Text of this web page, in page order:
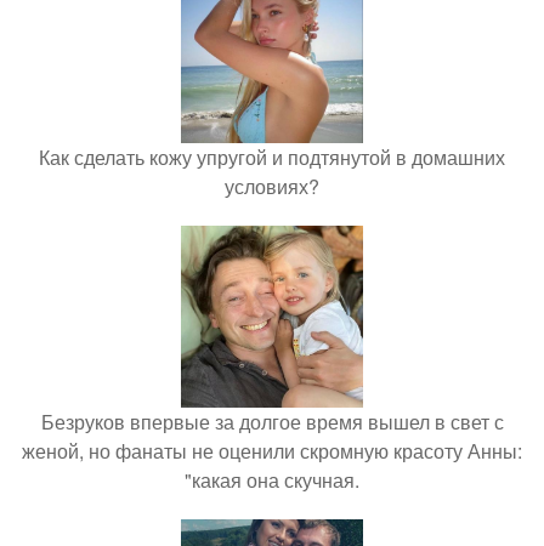
Как сделать кожу упругой и подтянутой в домашних
условиях?
Безруков впервые за долгое время вышел в свет с
женой, но фанаты не оценили скромную красоту Анны:
"какая она скучная.